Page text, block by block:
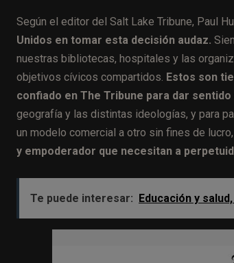
Según el editor del Salt Lake Tribune, Paul
Unidos en tomar esta decisión audaz.
nuestras bibliotecas, hospitales y las
objetivos cívicos compartidos. Estos son
confiado en The Tribune para dar
geografía y las distintas ideologías, y para
un modelo comercial a otro sin fines de lucro,
y empoderador que necesitan a
Te puede interesar: Educación y